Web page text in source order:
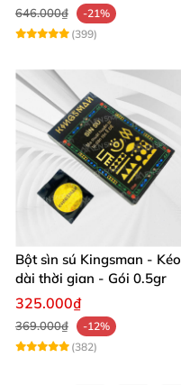
646.000₫
-21%
(399)
Bột sìn sú Kingsman - Kéo
dài thời gian - Gói 0.5gr
325.000₫
369.000₫
-12%
(382)